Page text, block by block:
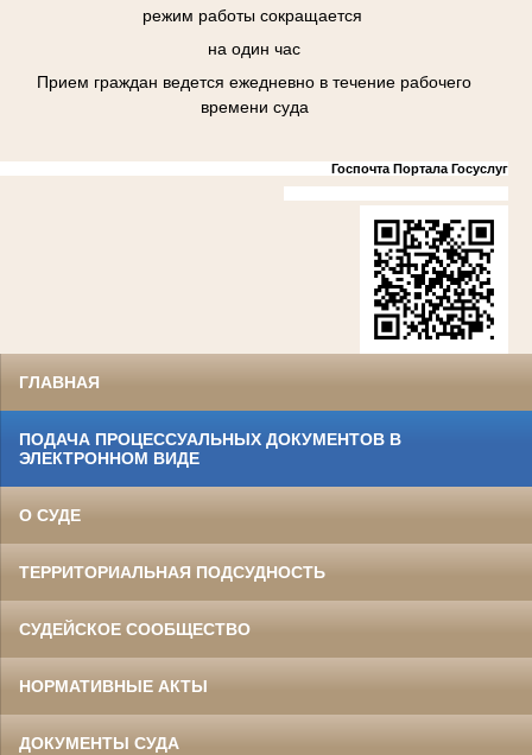
режим работы сокращается
на один час
Прием граждан ведется ежедневно в течение рабочего
времени суда
Госпочта Портала Госуслуг
ГЛАВНАЯ
ПОДАЧА ПРОЦЕССУАЛЬНЫХ ДОКУМЕНТОВ В
ЭЛЕКТРОННОМ ВИДЕ
О СУДЕ
ТЕРРИТОРИАЛЬНАЯ ПОДСУДНОСТЬ
СУДЕЙСКОЕ СООБЩЕСТВО
НОРМАТИВНЫЕ АКТЫ
ДОКУМЕНТЫ СУДА